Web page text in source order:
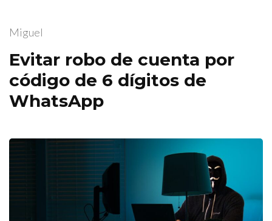
Miguel
Evitar robo de cuenta por
código de 6 dígitos de
WhatsApp